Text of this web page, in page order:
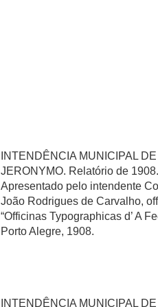
INTENDÊNCIA MUNICIPAL
JERONYMO. Relatório de 1908.
Apresentado pelo intendente
João Rodrigues de Carvalho,
“Officinas Typographicas d’ A
Porto Alegre, 1908.
INTENDÊNCIA MUNICIPAL